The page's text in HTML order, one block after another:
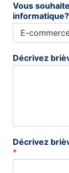
Vous
informatique?
Décrivez
Décrivez
*